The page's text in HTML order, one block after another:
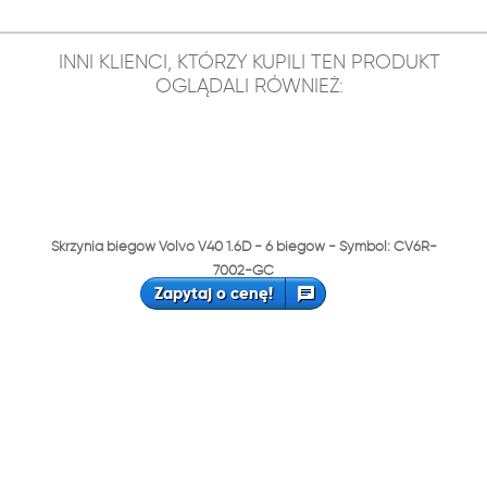
INNI KLIENCI, KTÓRZY KUPILI TEN PRODUKT
OGLĄDALI RÓWNIEŻ:
Skrzynia biegów Volvo V40 1.6D - 6 biegów - Symbol: CV6R-
7002-GC
Zapytaj o cenę!